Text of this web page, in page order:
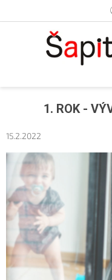
1. ROK -
15.2.2022